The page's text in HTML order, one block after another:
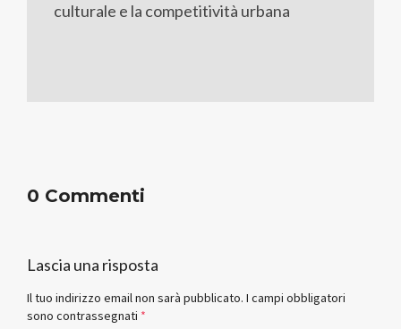
culturale e la competitività urbana
0 Commenti
Lascia una risposta
Il tuo indirizzo email non sarà pubblicato. I campi obbligatori
sono contrassegnati *